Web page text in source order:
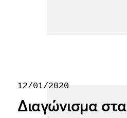
12/01/2020
Διαγώνισμα στα